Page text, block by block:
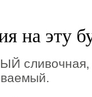
на эту
сливочная,